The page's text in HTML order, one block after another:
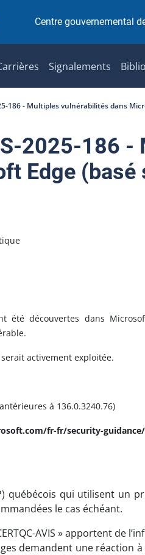
Centre gouvernemental
Signalements
186 - Multiples vulnérabilités dans
2025-186
Edge (basé
été découvertes dans
activement exploitée.
à 136.0.3240.76)
fr-fr/security-
québécois qui utilisent un
le cas échéant.
AVIS » apportent
demandent une réaction